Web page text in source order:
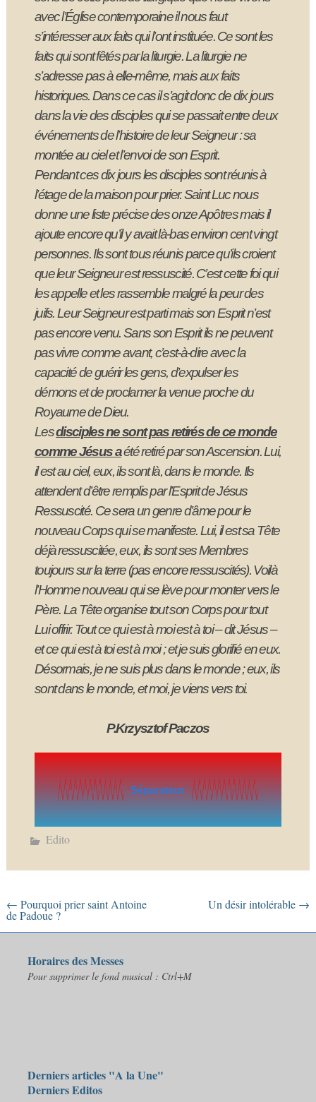
avec l’Église contemporaine il nous faut
s’intéresser aux faits qui l’ont instituée. Ce sont les
faits qui sont fêtés par la liturgie. La liturgie ne
s’adresse pas à elle-même, mais aux faits
historiques. Dans ce cas il s’agit donc de dix jours
dans la vie des disciples qui se passait entre deux
événements de l’histoire de leur Seigneur : sa
montée au ciel et l’envoi de son Esprit.
Pendant ces dix jours les disciples sont réunis à
l’étage de la maison pour prier. Saint Luc nous
donne une liste précise des onze Apôtres mais il
ajoute encore qu’il y avait là-bas environ cent vingt
personnes. Ils sont tous réunis parce qu’ils croient
que leur Seigneur est ressuscité. C’est cette foi qui
les appelle et les rassemble malgré la peur des
juifs. Leur Seigneur est parti mais son Esprit n’est
pas encore venu. Sans son Esprit ils ne peuvent
pas vivre comme avant, c’est-à-dire avec la
capacité de guérir les gens, d’expulser les
démons et de proclamer la venue proche du
Royaume de Dieu.
Lesdisciples ne sont pas retirés de ce monde
comme Jésus aété retiré par son Ascension. Lui,
il est au ciel, eux, ils sont là, dans le monde. Ils
attendent d’être remplis par l’Esprit de Jésus
Ressuscité. Ce sera un genre d’âme pour le
nouveau Corps qui se manifeste. Lui, il est sa Tête
déjà ressuscitée, eux, ils sont ses Membres
toujours sur la terre (pas encore ressuscités). Voilà
l’Homme nouveau qui se lève pour monter vers le
Père. La Tête organise tout son Corps pour tout
Lui offrir. Tout ce qui est à moi est à toi– dit Jésus –
et ce qui est à toi est à moi ; et je suis glorifié en eux.
Désormais, je ne suis plus dans le monde ; eux, ils
sont dans le monde, et moi, je viens vers toi.
P.Krzysztof Paczos
Séparateur
Edito
← Pourquoi prier saint Antoine
de Padoue ?
Un désir intolérable →
Horaires des Messes
Pour supprimer le fond musical : Ctrl+M
Derniers articles "A la Une"
Derniers Editos